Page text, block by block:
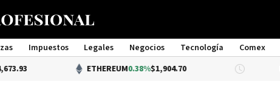
Impuestos Legales Negocios Tecnología
Comex
Management
ETHEREUM0.38%$1,904.70 DÓLAR BNA